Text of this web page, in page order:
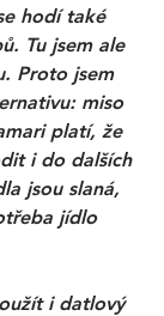
hodí také
Tu jsem ale
Proto jsem
miso
platí, že
i do dalších
jsou slaná,
jídlo
i datlový